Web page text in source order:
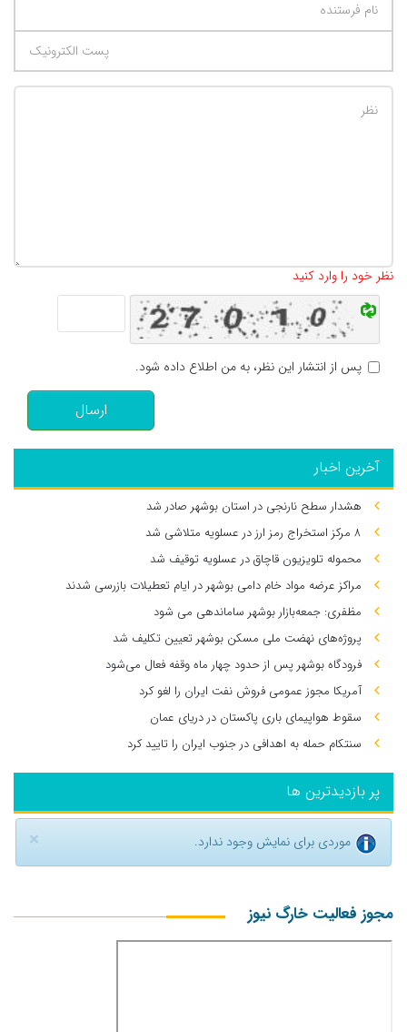
نظر خود را وارد کنید
پس از انتشار این نظر، به من اطلاع داده شود.
ارسال
آخرین اخبار
هشدار سطح نارنجی در استان بوشهر صادر شد
۸ مرکز استخراج رمز ارز در عسلویه متلاشی شد
محموله تلویزیون قاچاق در عسلویه توقیف شد
مراکز عرضه مواد خام دامی بوشهر در ایام تعطیلات بازرسی شدند
مظفری: جمعه‌بازار بوشهر ساماندهی می‌ شود
پروژه‌های نهضت ملی مسکن بوشهر تعیین تکلیف شد
فرودگاه بوشهر پس از حدود چهار ماه وقفه فعال می‌شود
آمریکا مجوز عمومی فروش نفت ایران را لغو کرد
سقوط هواپیمای باری پاکستان در دریای عمان
سنتکام حمله به اهدافی در جنوب ایران را تایید کرد
پر بازدیدترین ها
× موردی برای نمایش وجود ندارد.
مجوز فعالیت خارگ نیوز